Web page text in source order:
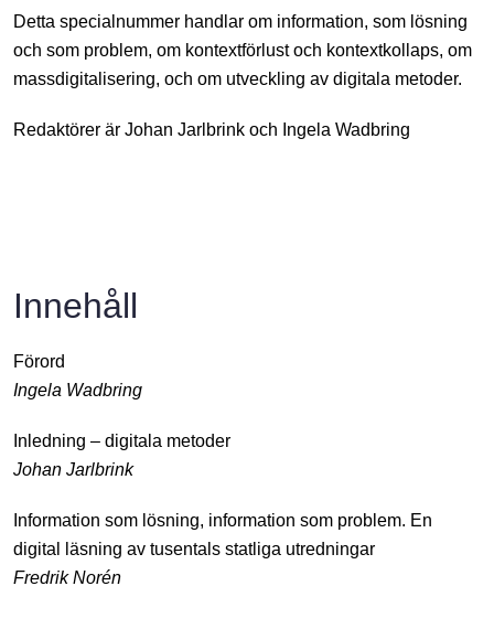
Detta specialnummer handlar om information, som lösning
och som problem, om kontextförlust och kontextkollaps, om
massdigitalisering, och om utveckling av digitala metoder.
Redaktörer är Johan Jarlbrink och Ingela Wadbring
Innehåll
Förord
Ingela Wadbring
Inledning – digitala metoder
Johan Jarlbrink
Information som lösning, information som problem. En
digital läsning av tusentals statliga utredningar
Fredrik Norén